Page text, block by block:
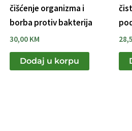
čišćenje organizma i
borba protiv bakterija
30,00 KM
Dodaj u korpu